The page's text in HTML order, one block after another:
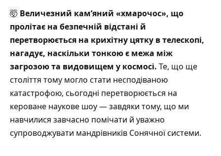
🤯 Величезний камʼяний «хмарочос», що
пролітає на безпечній відстані й
перетворюється на крихітну цятку в телескопі,
нагадує, наскільки тонкою є межа між
загрозою та видовищем у космосі. Те, що ще
століття тому могло стати несподіваною
катастрофою, сьогодні перетворюється на
кероване наукове шоу — завдяки тому, що ми
навчилися завчасно помічати й уважно
супроводжувати мандрівників Сонячної системи.